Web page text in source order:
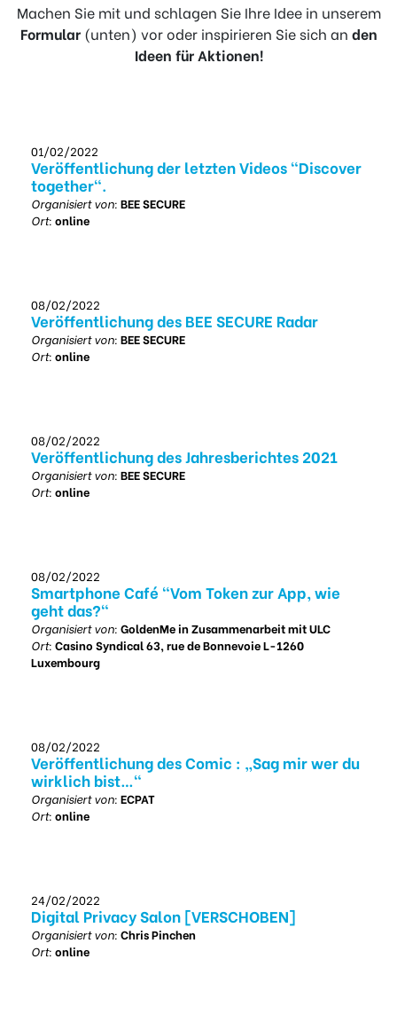
Machen Sie mit und schlagen Sie Ihre Idee in unserem
Formular(unten) vor oder inspirieren Sie sich an den
Ideen für Aktionen!
01/02/2022
Veröffentlichung der letzten Videos "Discover
together".
Organisiert von: BEE SECURE
Ort: online
08/02/2022
Veröffentlichung des BEE SECURE Radar
Organisiert von: BEE SECURE
Ort: online
08/02/2022
Veröffentlichung des Jahresberichtes 2021
Organisiert von: BEE SECURE
Ort: online
08/02/2022
Smartphone Café "Vom Token zur App, wie
geht das?"
Organisiert von: GoldenMe in Zusammenarbeit mit ULC
Ort: Casino Syndical 63, rue de Bonnevoie L-1260
Luxembourg
08/02/2022
Veröffentlichung des Comic : „Sag mir wer du
wirklich bist…“
Organisiert von: ECPAT
Ort: online
24/02/2022
Digital Privacy Salon [VERSCHOBEN]
Organisiert von: Chris Pinchen
Ort: online